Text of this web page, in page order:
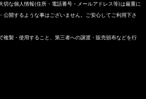
切な個人情報(住所・電話番号・メールアドレス等)は厳重に
公開するような事はございません。ご安心してご利用下さ
複製・使用すること、第三者への譲渡・販売頒布などを行